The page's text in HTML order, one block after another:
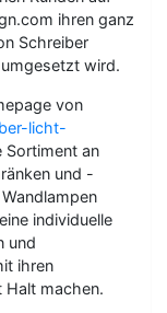
ihren ganz
Schreiber
wird.
von
licht-
Sortiment an
und -
individuelle
und
ihren
Halt machen.